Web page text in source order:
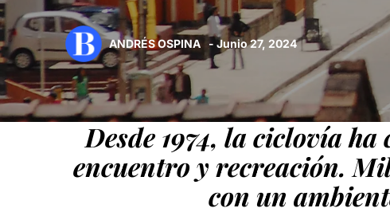
ANDRÉS OSPINA - Junio 27, 2024
Desde 1974, la ciclovía
encuentro y recreación.
con un